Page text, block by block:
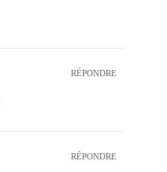
RÉPONDRE
RÉPONDRE